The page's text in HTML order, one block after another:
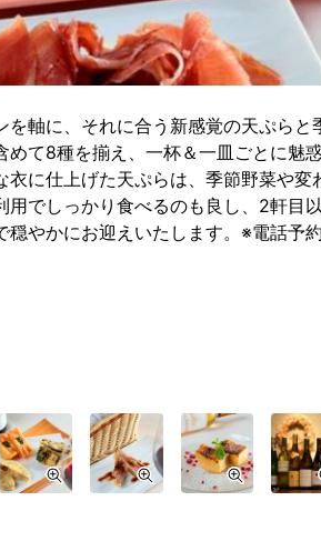
軸に、それに合う新感覚の天ぷらと
て8種を揃え、一杯＆一皿ごとに魅
に仕上げた天ぷらは、季節野菜や変
でしっかり食べるのも良し、2軒目
やかにお迎えいたします。※電話予